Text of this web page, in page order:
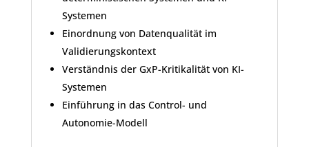
Systemen
Einordnung von Datenqualität im
Validierungskontext
Verständnis der GxP-Kritikalität von KI-
Systemen
Einführung in das Control- und
Autonomie-Modell